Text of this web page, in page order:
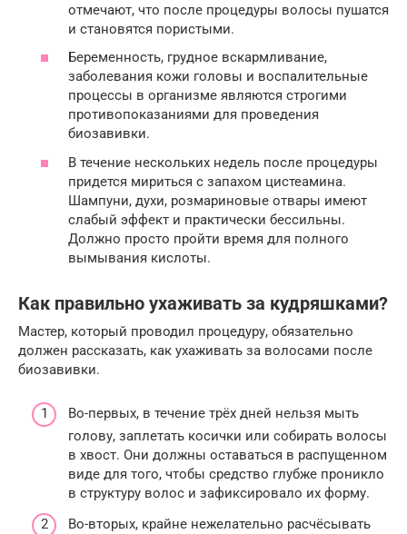
отмечают, что после процедуры волосы пушатся
и становятся пористыми.
Беременность, грудное вскармливание,
заболевания кожи головы и воспалительные
процессы в организме являются строгими
противопоказаниями для проведения
биозавивки.
В течение нескольких недель после процедуры
придется мириться с запахом цистеамина.
Шампуни, духи, розмариновые отвары имеют
слабый эффект и практически бессильны.
Должно просто пройти время для полного
вымывания кислоты.
Как правильно ухаживать за кудряшками?
Мастер, который проводил процедуру, обязательно
должен рассказать, как ухаживать за волосами после
биозавивки.
Во-первых, в течение трёх дней нельзя мыть
голову, заплетать косички или собирать волосы
в хвост. Они должны оставаться в распущенном
виде для того, чтобы средство глубже проникло
в структуру волос и зафиксировало их форму.
Во-вторых, крайне нежелательно расчёсывать